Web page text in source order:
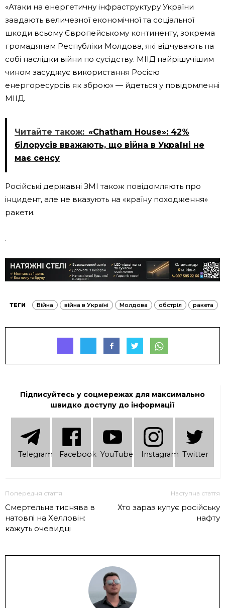
«Атаки на енергетичну інфраструктуру України
завдають величезної економічної та соціальної
шкоди всьому Європейському континенту, зокрема
громадянам Республіки Молдова, які відчувають на
собі наслідки війни по сусідству. МІІД найрішучішим
чином засуджує використання Росією
енергоресурсів як зброю» — йдеться у повідомленні
МІІД.
Читайте також: «Chatham House»: 42%
білорусів вважають, що війна в Україні не
має сенсу
Російські державні ЗМІ також повідомляють про
інцидент, але не вказують на «країну походження»
ракети.
.
ТЕГИ Війна війна в Україні Молдова обстріл ракета
Підписуйтесь у соцмережах для максимально
швидко доступу до інформації
Telеgram Facebook YouTube Instagram Twitter
Попередня стаття
Смертельна тиснява в
натовпі на Хелловін:
кажуть очевидці
Наступна стаття
Хто зараз купує російську
нафту